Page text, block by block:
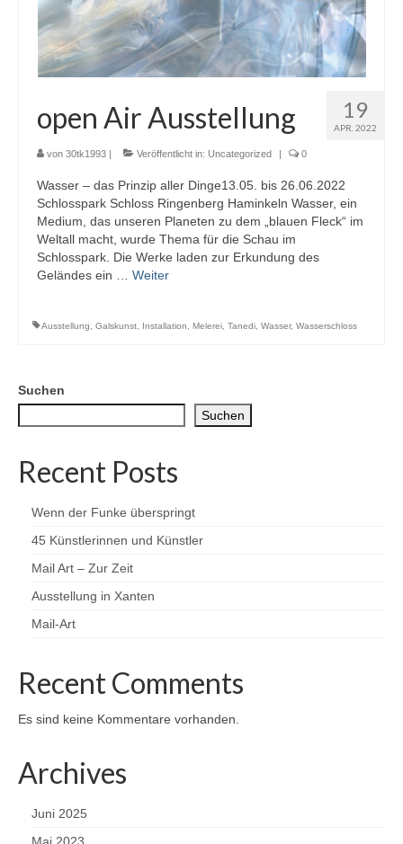
19
APR. 2022
open Air Ausstellung
von 30tk1993 | Veröffentlicht in: Uncategorized | 0
Wasser – das Prinzip aller Dinge13.05. bis 26.06.2022
Schlosspark Schloss Ringenberg Haminkeln Wasser, ein
Medium, das unseren Planeten zu dem „blauen Fleck“ im
Weltall macht, wurde Thema für die Schau im
Schlosspark. Die Werke laden zur Erkundung des
Geländes ein … Weiter
Ausstellung Galskunst Installation Melerei Tanedi Wasser, Wasserschloss
Suchen
Suchen
Recent Posts
Wenn der Funke überspringt
45 Künstlerinnen und Künstler
Mail Art – Zur Zeit
Ausstellung in Xanten
Mail-Art
Recent Comments
Es sind keine Kommentare vorhanden.
Archives
Juni 2025